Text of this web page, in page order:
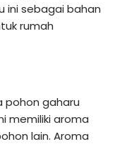
ini sebagai bahan
rumah
pohon gaharu
memiliki aroma
lain. Aroma